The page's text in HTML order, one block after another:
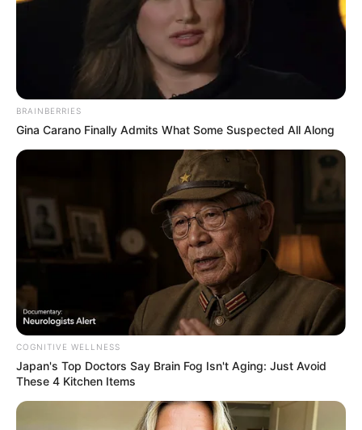
ในชีวิตนี้คุณพูดคำว่าจะ..ลดความอ้วน…มาแล้วทั้งหมด
เรื่องนี้แม่หมอเข้าใจสาว ๆ เป็นอย่างดีค่ะ เพราะ
ว่าตัวแม่หมอเองก็เป็น อิอิ ทำมาหมดแล้วทุกอย่าง ไม่ว่า
จะวิ่ง ฟิตเนส กินคลีน และอีกสารพัดวิธี แต่ก็ไม่ไปถึงฝัน
สักที แล้วอย่างนี้จะทำอย่างไรได้บ้างน๊า ที่จะทำให้หุ่น
บอบบางกลับมาอีกครั้ง วันนี้เลยขอจัดเต็มมาให้สาว ๆ ที่
กำลังมองหาการ ลดน้ำหนัก ที่เหมาะกับตัวเองมาลองดู
ราศีมังกร
หญิงเหล็กระเบียบจัดอย่างชาวมังกรไม่เคยยอม
ให้ไขมันมีโอกาสพัฒนาฝีมือแรงงานพอน้ำหนักขึ้น นาง
เป็นต้องรีบเข้าคอร์สไดเอทงดเมนูสู่ความอ้วนทุกชนิด
ทันที คนอื่นอาจจะมองว่าวิธีของชาวมังกรพูดง่ายแต่ทำ
ยากแต่คนราศีนี้ทำได้จริงๆ เพราะจุดเด่นของชาวมังกรคือ
ความเข้มแข็ง ควบคุมตัวเองได้เป็นเยี่ยม เป็นพรสวรรค์ที่
ทำให้ความอ้วนไม่ค่อยกล้าแหยมกับนาง
BRAINBERRIES
Gina Carano Finally Admits What Some Suspected All Along
COGNITIVE WELLNESS
Japan's Top Doctors Say Bra​in Fo​g Isn't Aging: Just Avoid
These 4 Kitchen Items